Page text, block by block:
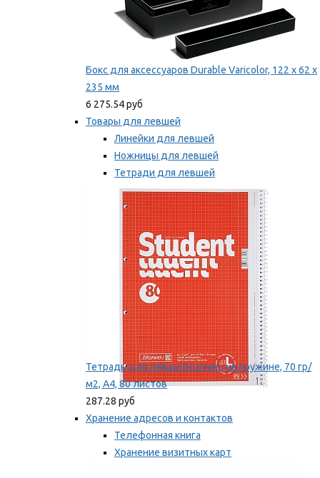
Бокс для аксессуаров Durable Varicolor, 122 x 62 x
235 мм
6 275.54 руб
Товары для левшей
Линейки для левшей
Ножницы для левшей
Тетради для левшей
Точилки для левшей
Мы рекомендуем
Тетрадь для левши Brunnen, на пружине, 70 гр/
м2, А4, 80 листов
287.28 руб
Хранение адресов и контактов
Телефонная книга
Хранение визитных карт